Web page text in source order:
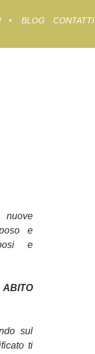
BLOG CONTATTI
e
e
sul
ti